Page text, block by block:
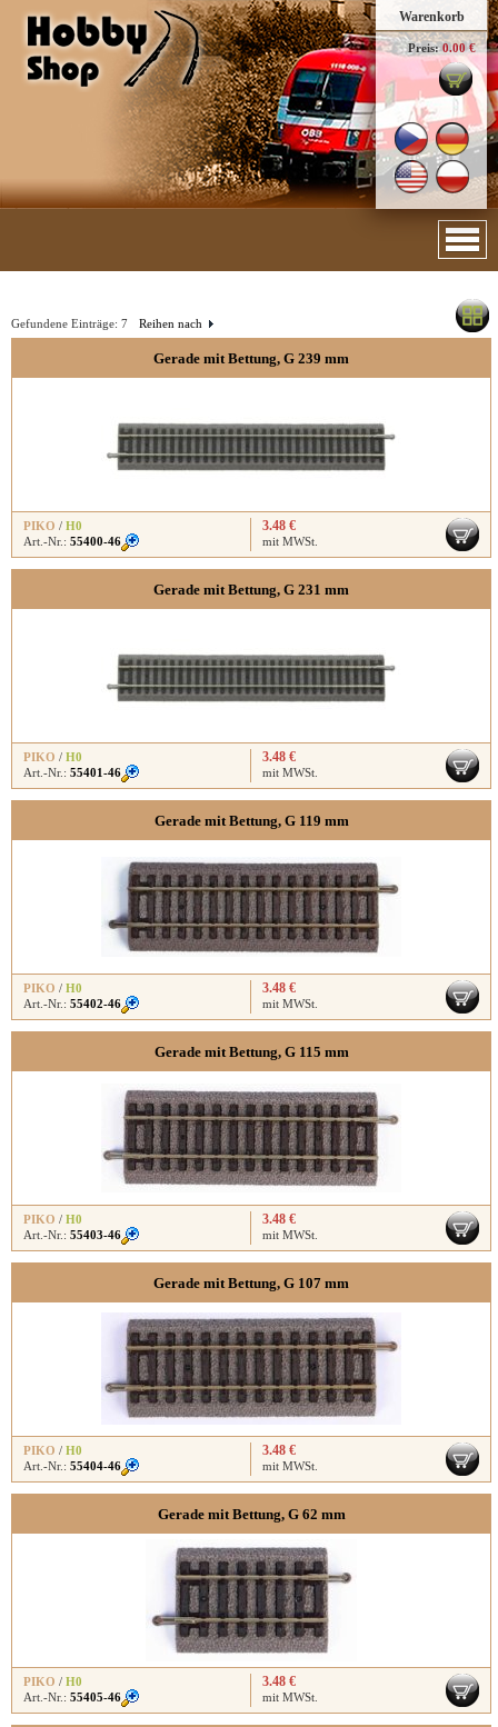
Warenkorb
Preis: 0.00 €
Reihen nach
Gefundene Einträge: 7
Gerade mit Bettung, G 239 mm
PIKO / H0
Art.-Nr.: 55400-46
3.48 €
mit MWSt.
Gerade mit Bettung, G 231 mm
PIKO / H0
Art.-Nr.: 55401-46
3.48 €
mit MWSt.
Gerade mit Bettung, G 119 mm
PIKO / H0
Art.-Nr.: 55402-46
3.48 €
mit MWSt.
Gerade mit Bettung, G 115 mm
PIKO / H0
Art.-Nr.: 55403-46
3.48 €
mit MWSt.
Gerade mit Bettung, G 107 mm
PIKO / H0
Art.-Nr.: 55404-46
3.48 €
mit MWSt.
Gerade mit Bettung, G 62 mm
PIKO / H0
Art.-Nr.: 55405-46
3.48 €
mit MWSt.